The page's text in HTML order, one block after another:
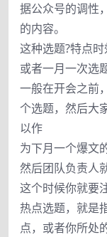
据公众号的调性
的内容。
这种选题?特点
或者一月一次选
一般在开会之前
个选题，然后大
以作
为下月一个爆文
然后团队负责人
这个时候你就要
热点选题，就是
点，或者你所处